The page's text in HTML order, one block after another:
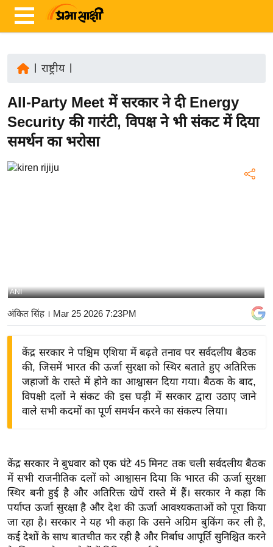
ज़ा
ख
र
रा
य
बि
ज़
द्यो
वि
शे
ष
ज्ञ
रा
राष्ट्रीय|
All-Party Meet में सरकार ने दी Energy
Security की गारंटी, विपक्ष ने भी संकट में दिया
समर्थन का भरोसा
ANI
अंकित सिंह। Mar 25 2026 7:23PM
केंद्र सरकार ने पश्चिम एशिया में बढ़ते तनाव पर सर्वदलीय बैठक
की, जिसमें भारत की ऊर्जा सुरक्षा को स्थिर बताते हुए अतिरिक्त
जहाजों के रास्ते में होने का आश्वासन दिया गया। बैठक के बाद,
विपक्षी दलों ने संकट की इस घड़ी में सरकार द्वारा उठाए जाने
वाले सभी कदमों का पूर्ण समर्थन करने का संकल्प लिया।
केंद्र सरकार ने बुधवार को एक घंटे 45 मिनट तक चली सर्वदलीय बैठक
में सभी राजनीतिक दलों को आश्वासन दिया कि भारत की ऊर्जा सुरक्षा
स्थिर बनी हुई है और अतिरिक्त खेपें रास्ते में हैं। सरकार ने कहा कि
पर्याप्त ऊर्जा सुरक्षा है और देश की ऊर्जा आवश्यकताओं को पूरा किया
जा रहा है। सरकार ने यह भी कहा कि उसने अग्रिम बुकिंग कर ली है,
कई देशों के साथ बातचीत कर रही है और निर्बाध आपूर्ति सुनिश्चित करने